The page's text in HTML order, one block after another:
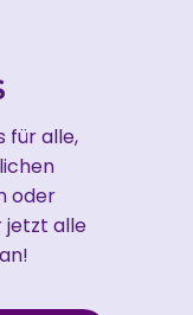
für alle,
oder
jetzt alle